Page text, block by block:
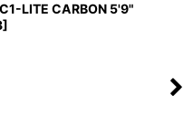
LITE CARBON 5'9"
]